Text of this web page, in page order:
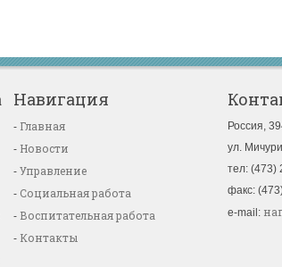
Навигация
Главная
Новости
Управление
Социальная работа
Воспитательная работа
Контакты
Россия,
ул.
тел: (473)
факс:
e-mail: